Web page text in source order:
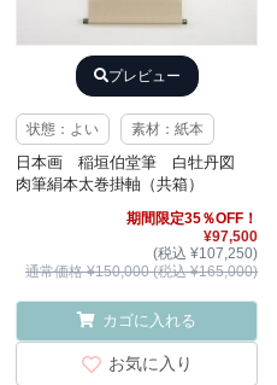
プレビュー
状態：よい 素材：紙本
日本画 稲垣伯堂筆 白牡丹図
肉筆絹本太巻掛軸（共箱）
期間限定35％OFF！
¥97,500
(税込 ¥107,250)
通常価格 ¥150,000 (税込 ¥165,000)
カゴに入れる
お気に入り